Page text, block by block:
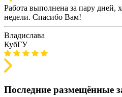
Работа выполнена за пару дней,
недели. Спасибо Вам!
Владислава
КубГУ
Последние размещённые